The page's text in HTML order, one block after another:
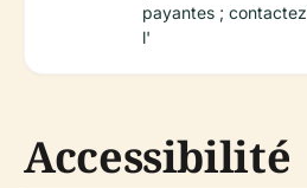
payantes ; contactez
l'
Accessibilité